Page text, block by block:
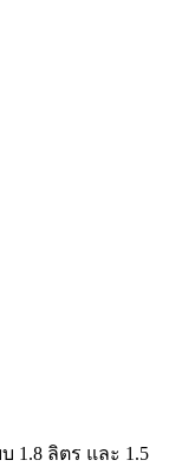
1.8 ลิตร และ 1.5